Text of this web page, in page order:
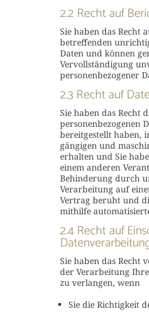
2.2 Recht auf
Sie haben das Recht
betreffenden
Daten und können
Vervollständigung
personenbezogener
2.3 Recht auf
Sie haben das Recht
personenbezogenen
bereitgestellt haben,
gängigen und
erhalten und Sie
einem anderen
Behinderung durch
Verarbeitung auf
Vertrag beruht und
mithilfe
2.4 Recht auf
Sie haben das Recht
der Verarbeitung
zu verlangen, wenn
Sie die Richtigkeit